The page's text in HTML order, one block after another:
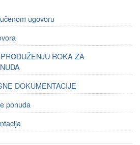
ugovoru
ROKA ZA
DOKUMENTACIJE
ponuda